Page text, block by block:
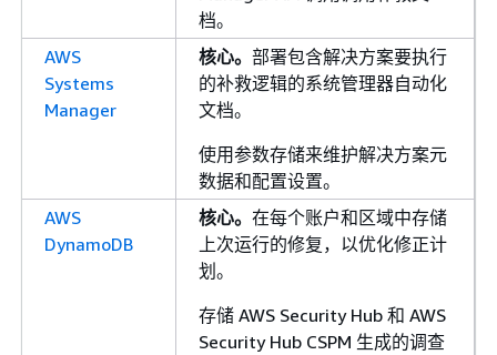
档。
AWS
Systems
Manager
核心。 部署包含解决方案要执行
的补救逻辑的系统管理器自动化
文档。
使用参数存储来维护解决方案元
数据和配置设置。
AWS
DynamoDB
核心。 在每个账户和区域中存储
上次运行的修复，以优化修正计
划。
存储 AWS Security Hub 和 AWS
Security Hub CSPM 生成的调查